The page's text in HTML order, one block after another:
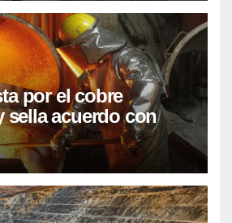
por el cobre
sella acuerdo con
siete proyecto